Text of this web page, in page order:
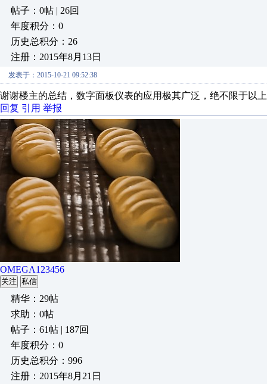
帖子：0帖 | 26回
年度积分：0
历史总积分：26
注册：2015年8月13日
发表于：2015-10-21 09:52:38
谢谢楼主的总结，数字面板仪表的应用极其广泛，绝不限于以
回复 引用 举报
OMEGA123456
关注 私信
精华：29帖
求助：0帖
帖子：61帖 | 187回
年度积分：0
历史总积分：996
注册：2015年8月21日